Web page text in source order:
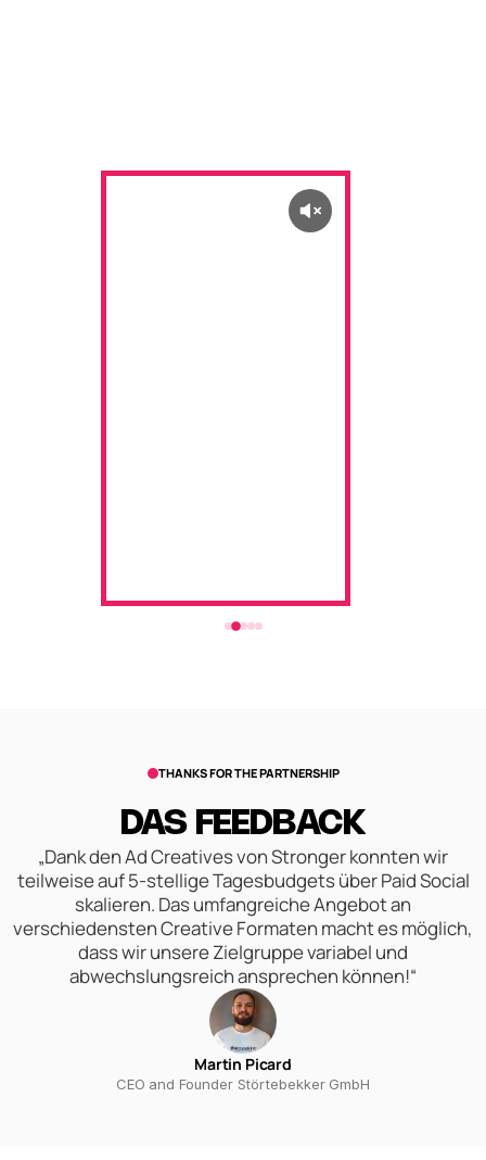
THANKS FOR THE PARTNERSHIP
DAS FEEDBACK
„Dank den Ad Creatives von Stronger konnten wir
teilweise auf 5-stellige Tagesbudgets über Paid Social
skalieren. Das umfangreiche Angebot an
verschiedensten Creative Formaten macht es möglich,
dass wir unsere Zielgruppe variabel und
abwechslungsreich ansprechen können!“
Martin Picard
CEO and Founder Störtebekker GmbH